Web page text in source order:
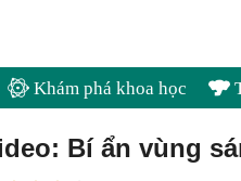
Khám phá khoa học
Bí ẩn vùng